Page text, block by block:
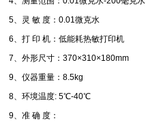
5、灵 敏 度：0.01微克水
6、打 印 机：低能耗热敏打印机
7、外形尺寸：370×310×180mm
9、仪器重量：8.5kg
8、环境温度: 5℃-40℃
9、准 确 度：